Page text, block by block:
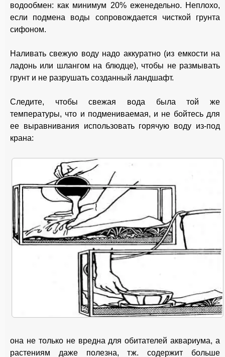
водообмен: как минимум 20% еженедельно. Неплохо,
если подмена воды сопровождается чисткой грунта
сифоном.
Наливать свежую воду надо аккуратно (из емкости на
ладонь или шлангом на блюдце), чтобы не размывать
грунт и не разрушать созданный ландшафт.
Следите, чтобы свежая вода была той же
температуры, что и подмениваемая, и не бойтесь для
ее выравнивания использовать горячую воду из-под
крана:
она не только не вредна для обитателей аквариума, а
растениям даже полезна, тж. содержит больше